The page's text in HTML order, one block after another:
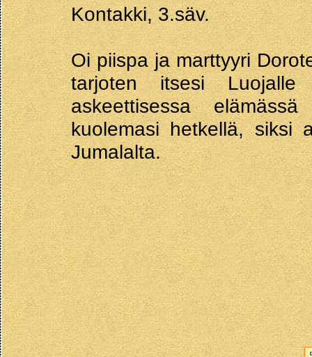
Kontakki, 3.säv.
Oi piispa ja marttyyri
tarjoten itsesi
askeettisessa
kuolemasi hetkellä, siksi
Jumalalta.